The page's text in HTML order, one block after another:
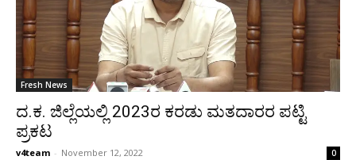
Fresh News
ದ.ಕ. ಜಿಲ್ಲೆಯಲ್ಲಿ 2023ರ ಕರಡು ಮತದಾರರ ಪಟ್ಟಿ
ಪ್ರಕಟ
v4team - November 12, 2022 0